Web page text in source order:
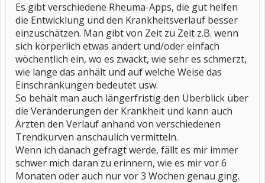
Es gibt verschiedene Rheuma-Apps, die gut helfen
die Entwicklung und den Krankheitsverlauf besser
einzuschätzen. Man gibt von Zeit zu Zeit z.B. wenn
sich körperlich etwas ändert und/oder einfach
wöchentlich ein, wo es zwackt, wie sehr es schmerzt,
wie lange das anhält und auf welche Weise das
Einschränkungen bedeutet usw.
So behält man auch längerfristig den Überblick über
die Veränderungen der Krankheit und kann auch
Ärzten den Verlauf anhand von verschiedenen
Trendkurven anschaulich vermitteln.
Wenn ich danach gefragt werde, fällt es mir immer
schwer mich daran zu erinnern, wie es mir vor 6
Monaten oder auch nur vor 3 Wochen genau ging.